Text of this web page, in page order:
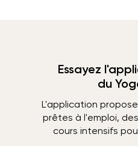
Essayez
du
L'application
prêtes à l'emploi,
cours intensifs